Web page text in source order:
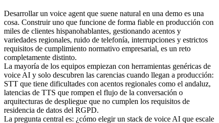
Desarrollar un voice agent que suene natural en una demo es una
cosa. Construir uno que funcione de forma fiable en producción con
miles de clientes hispanohablantes, gestionando acentos y
variedades regionales, ruido de telefonía, interrupciones y estrictos
requisitos de cumplimiento normativo empresarial, es un reto
completamente distinto.
La mayoría de los equipos empiezan con herramientas genéricas de
voice AI y solo descubren las carencias cuando llegan a producción:
STT que tiene dificultades con acentos regionales como el andaluz,
latencias de TTS que rompen el flujo de la conversación o
arquitecturas de despliegue que no cumplen los requisitos de
residencia de datos del RGPD.
La pregunta central es: ¿cómo elegir un stack de voice AI que escale